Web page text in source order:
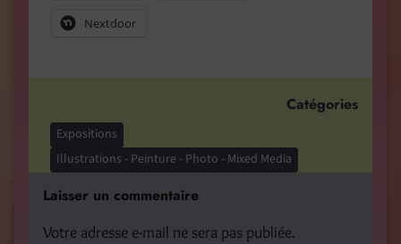
Nextdoor
Catégories
Expositions
Illustrations - Peinture - Photo - Mixed Media
Laisser un commentaire
Votre adresse e-mail ne sera pas publiée.